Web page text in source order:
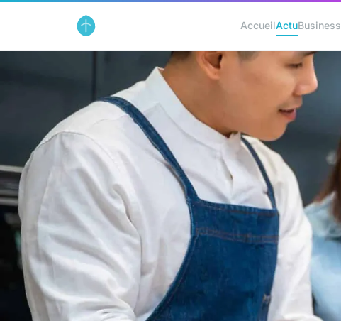
AccueilActuBusiness